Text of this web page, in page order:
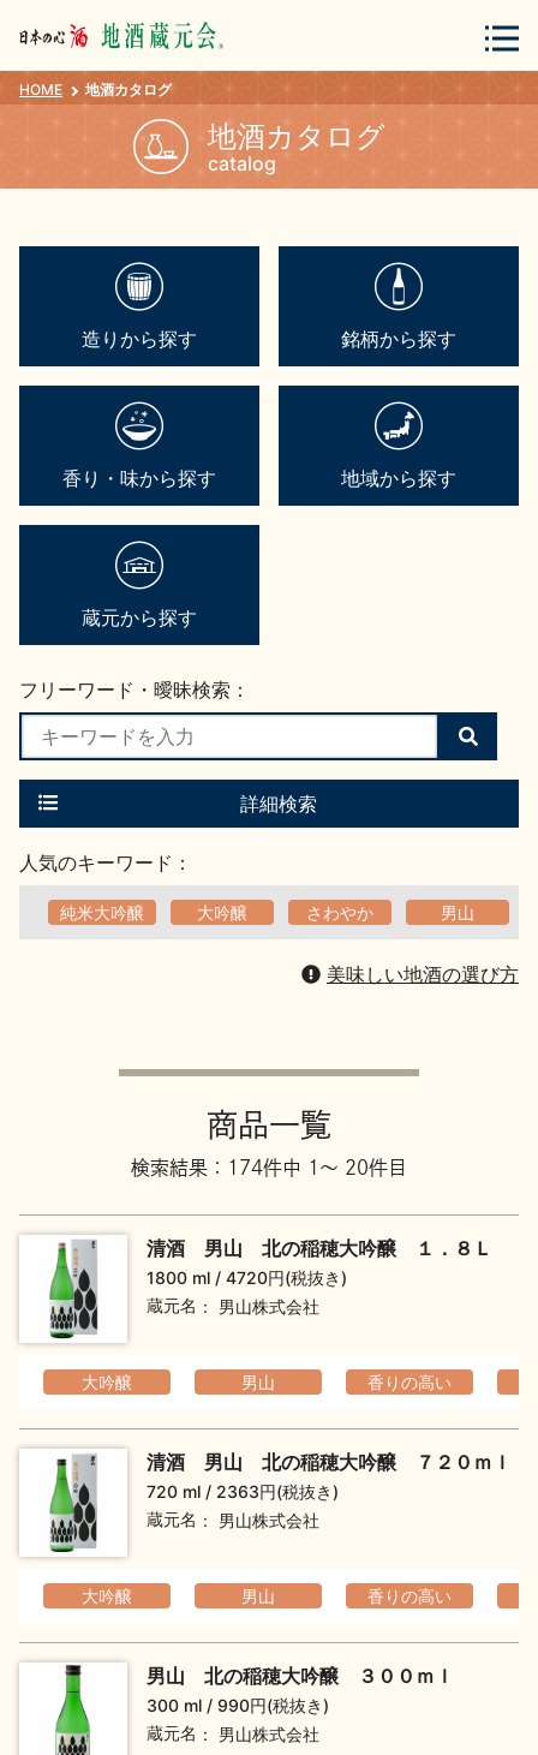
会員登録 ログイン
地酒カタログ
地酒用語集
お楽しみコンテンツ
歳時記 地酒蔵元会検定
地酒小説
日本酒の楽しみ方特集
HOME 地酒カタログ
地酒カタログ
catalog
造りから探す 銘柄から探す
香り・味から探す 地域から探す
蔵元から探す
フリーワード・曖昧検索：
検
索
す
詳細検索
人気のキーワード：
純米大吟醸 大吟醸 さわやか 男山
美味しい地酒の選び方
商品一覧
検索結果：174件中 1～ 20件目
清酒 男山 北の稲穂大吟醸 １．８Ｌ
1800 ml
4720円(税抜き)
蔵元名
男山株式会社
大吟醸 男山 香りの高い
清酒 男山 北の稲穂大吟醸 ７２０ｍｌ
720 ml
2363円(税抜き)
蔵元名
男山株式会社
大吟醸 男山 香りの高い
男山 北の稲穂大吟醸 ３００ｍｌ
300 ml
990円(税抜き)
蔵元名
男山株式会社